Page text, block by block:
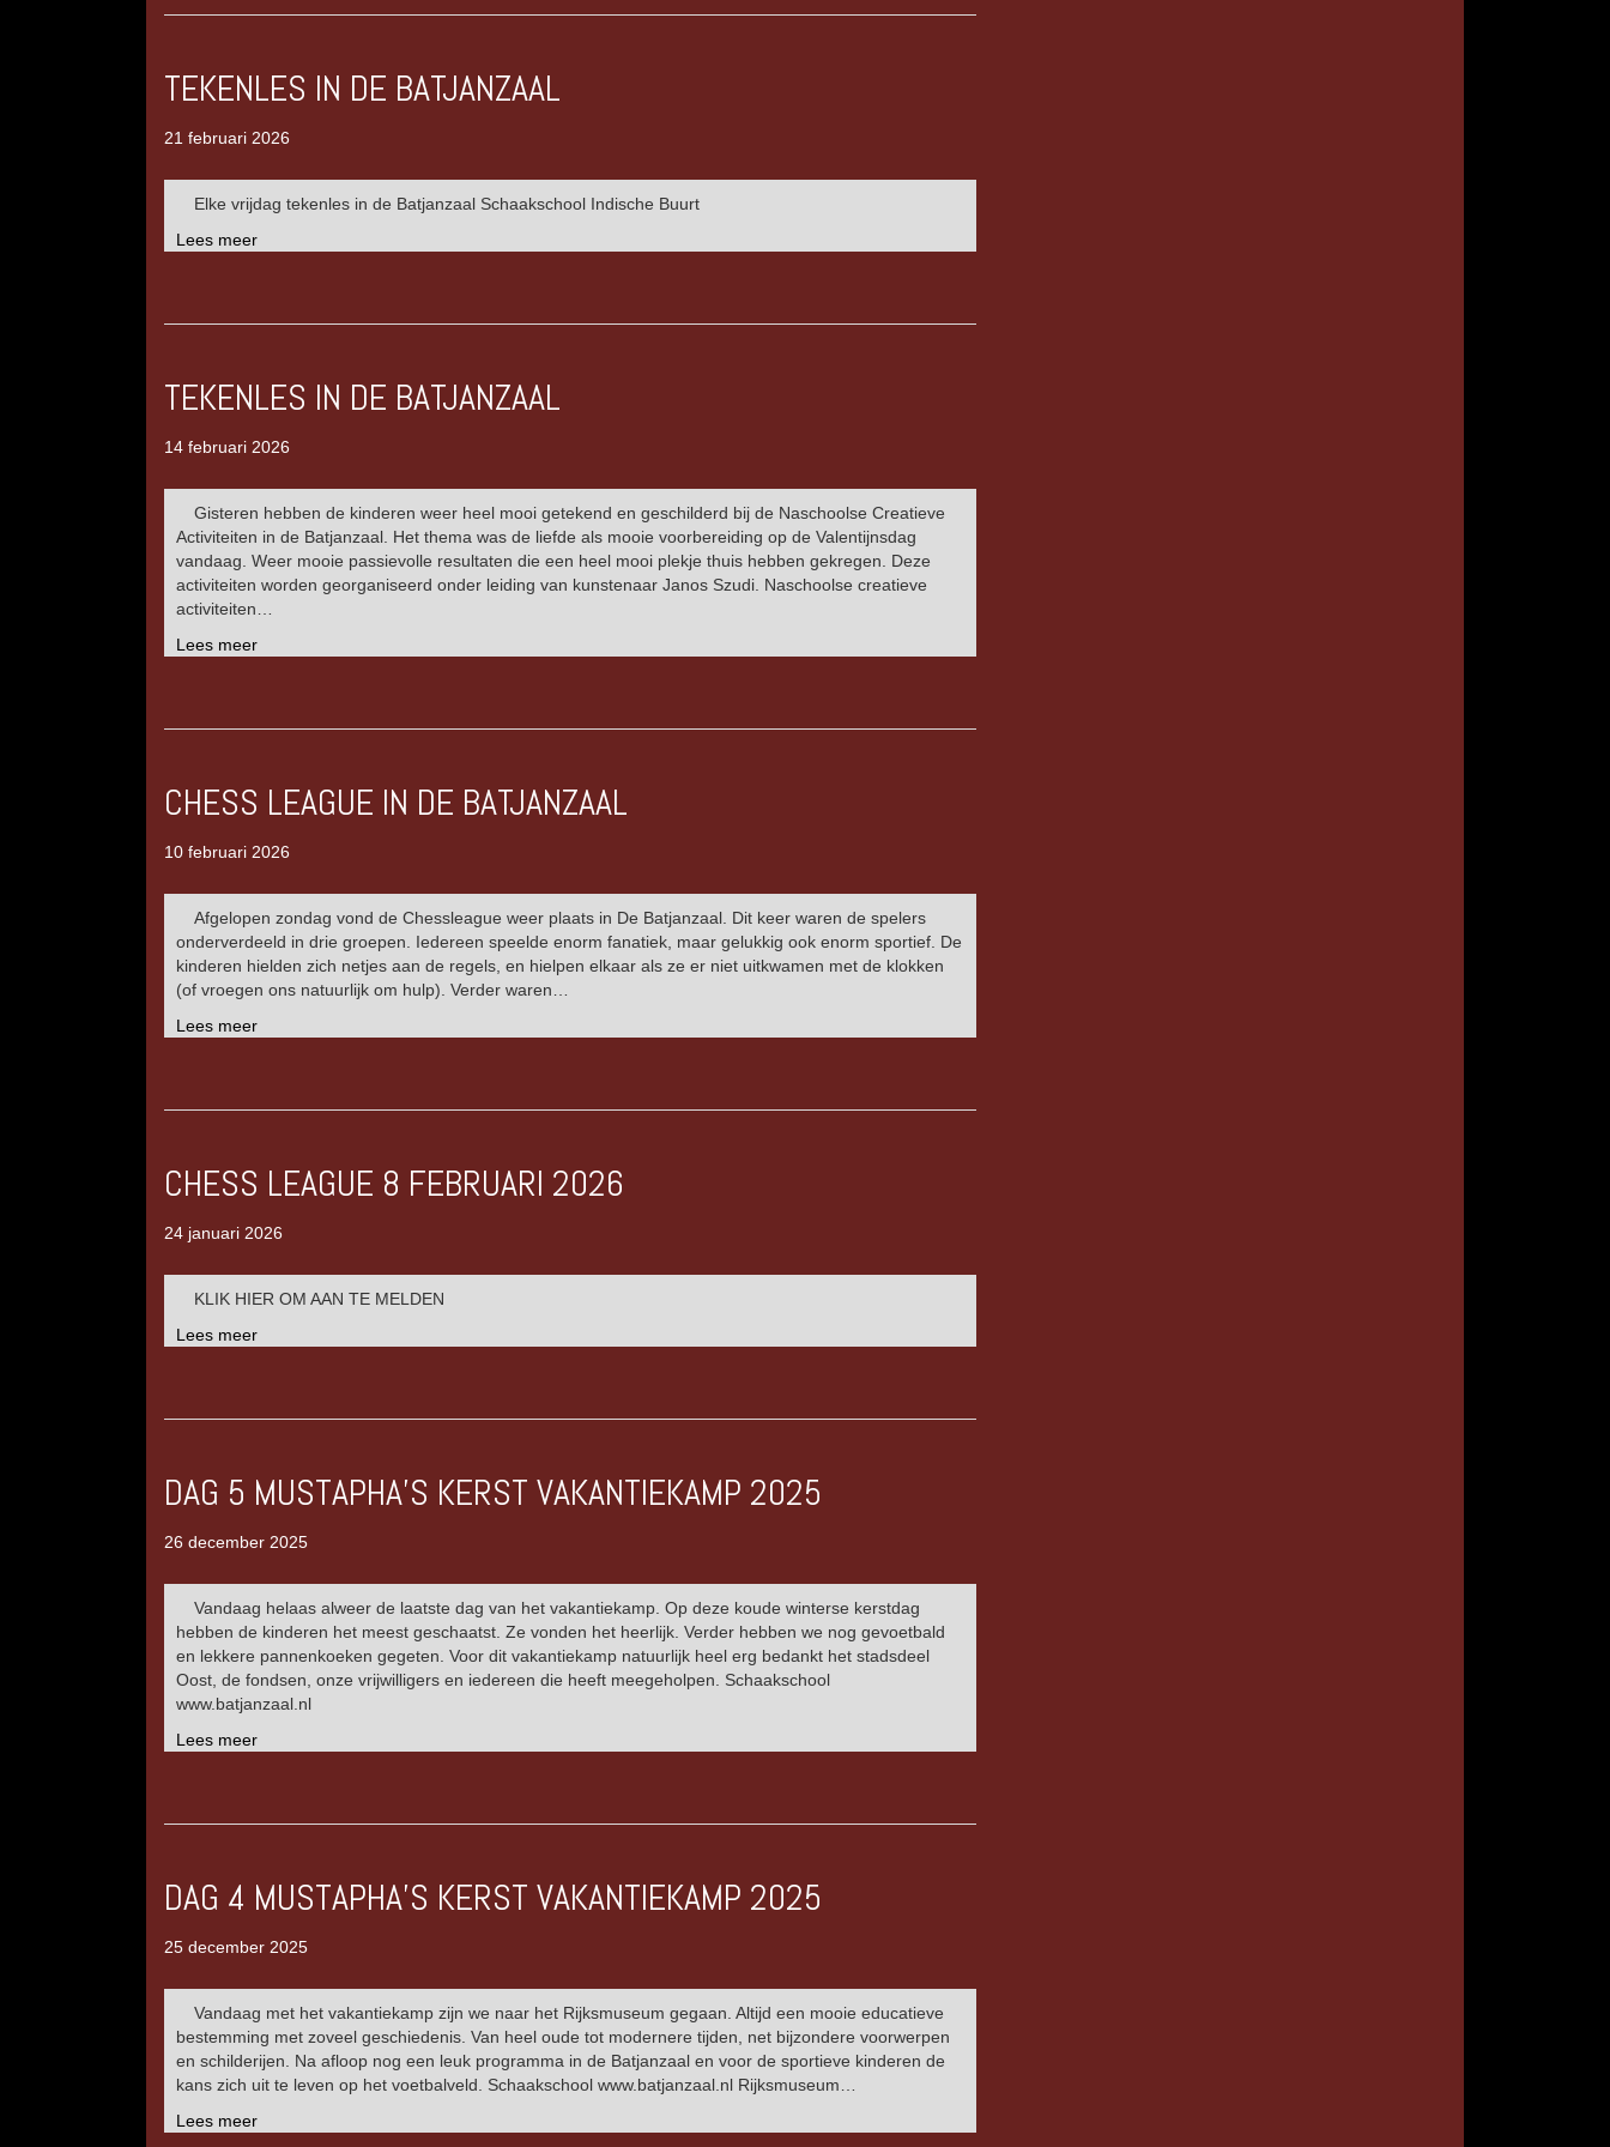
TEKENLES IN DE BATJANZAAL
21 februari 2026
Elke vrijdag tekenles in de Batjanzaal Schaakschool Indische Buurt
Lees meer
TEKENLES IN DE BATJANZAAL
14 februari 2026
Gisteren hebben de kinderen weer heel mooi getekend en geschilderd bij de Naschoolse Creatieve
Activiteiten in de Batjanzaal. Het thema was de liefde als mooie voorbereiding op de Valentijnsdag
vandaag. Weer mooie passievolle resultaten die een heel mooi plekje thuis hebben gekregen. Deze
activiteiten worden georganiseerd onder leiding van kunstenaar Janos Szudi. Naschoolse creatieve
activiteiten…
Lees meer
CHESS LEAGUE IN DE BATJANZAAL
10 februari 2026
Afgelopen zondag vond de Chessleague weer plaats in De Batjanzaal. Dit keer waren de spelers
onderverdeeld in drie groepen. Iedereen speelde enorm fanatiek, maar gelukkig ook enorm sportief. De
kinderen hielden zich netjes aan de regels, en hielpen elkaar als ze er niet uitkwamen met de klokken
(of vroegen ons natuurlijk om hulp). Verder waren…
Lees meer
CHESS LEAGUE 8 FEBRUARI 2026
24 januari 2026
KLIK HIER OM AAN TE MELDEN
Lees meer
DAG 5 MUSTAPHA’S KERST VAKANTIEKAMP 2025
26 december 2025
Vandaag helaas alweer de laatste dag van het vakantiekamp. Op deze koude winterse kerstdag
hebben de kinderen het meest geschaatst. Ze vonden het heerlijk. Verder hebben we nog gevoetbald
en lekkere pannenkoeken gegeten. Voor dit vakantiekamp natuurlijk heel erg bedankt het stadsdeel
Oost, de fondsen, onze vrijwilligers en iedereen die heeft meegeholpen. Schaakschool
www.batjanzaal.nl
Lees meer
DAG 4 MUSTAPHA’S KERST VAKANTIEKAMP 2025
25 december 2025
Vandaag met het vakantiekamp zijn we naar het Rijksmuseum gegaan. Altijd een mooie educatieve
bestemming met zoveel geschiedenis. Van heel oude tot modernere tijden, net bijzondere voorwerpen
en schilderijen. Na afloop nog een leuk programma in de Batjanzaal en voor de sportieve kinderen de
kans zich uit te leven op het voetbalveld. Schaakschool www.batjanzaal.nl Rijksmuseum…
Lees meer